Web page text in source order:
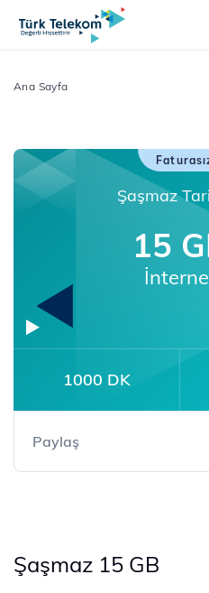
Ana Sayfa
Şaşmaz
15
1000 DK
Paylaş
Şaşmaz 15 GB